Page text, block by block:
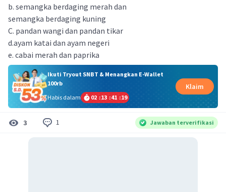
b. semangka berdaging merah dan
semangka berdaging kuning
C. pandan wangi dan pandan tikar
d.ayam katai dan ayam negeri
e. cabai merah dan paprika
Ikuti Tryout SNBT & Menangkan E-Wallet
100rb
Habis dalam
02 :13 :41 :19
Klaim
3 1 Jawaban terverifikasi